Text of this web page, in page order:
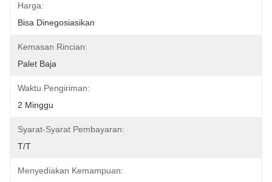
Harga:
Bisa Dinegosiasikan
Kemasan Rincian:
Palet Baja
Waktu Pengiriman:
2 Minggu
Syarat-Syarat Pembayaran:
T/T
Menyediakan Kemampuan: